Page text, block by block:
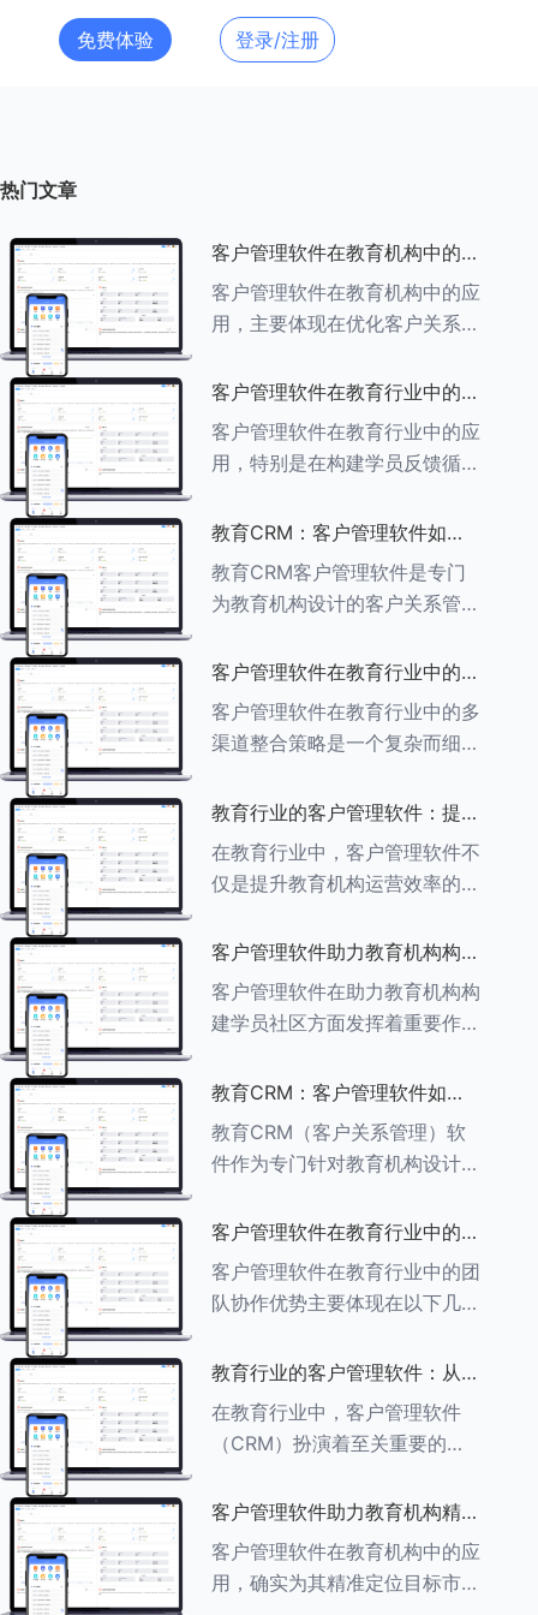
免费体验 登录/注册
热门文章
客户管理软件在教育机构中的应
用探索
客户管理软件在教育机构中的应
用，主要体现在优化客户关系管
作效率及促进业务增长等多个方
面。以下是对客户管理软件在教
育机构中应用的具体探索：
###一、
客户管理软件在教育行业中的学
员反馈循环机制
客户管理软件在教育行业中的应
用，特别是在构建学员反馈循环
用。以下是对客户管理软件在教
育行业中学员反馈循环机制的详
细分析： ###一、学员反馈循
环机制
教育CRM：客户管理软件如何
助力教育机构实现可持续发展
教育CRM客户管理软件是专门
为教育机构设计的客户关系管理
家长、教师及其他相关方的互
动，对教育机构实现可持续发展
具有重要意义。以下是教育
CRM如何助力教育
客户管理软件在教育行业中的多
渠道整合策略
客户管理软件在教育行业中的多
渠道整合策略是一个复杂而细致
多种渠道，提升教育机构的市场
竞争力、客户满意度和运营效
率。以下是对这一策略的具体分
析： ###
教育行业的客户管理软件：提升
家长参与度的关键
在教育行业中，客户管理软件不
仅是提升教育机构运营效率的重
促进家校合作的关键。以下将详
细探讨如何通过教育行业的客户
管理软件来提升家长的参与度。
###
客户管理软件助力教育机构构建
学员社区
客户管理软件在助力教育机构构
建学员社区方面发挥着重要作
述其助力作用： ###一、学员
信息管理 客户管理软件具备强
大的学员信息管理功能，能够集
中存储
教育CRM：客户管理软件如何
增强教育品牌影响力
教育CRM（客户关系管理）软
件作为专门针对教育机构设计的
影响力方面发挥着重要作用。以
下详细分析教育CRM软件如何
助力提升教育品牌影响力：
###一、
客户管理软件在教育行业中的团
队协作优势
客户管理软件在教育行业中的团
队协作优势主要体现在以下几个
与共享 客户管理软件作为强大
的信息存储库，能够整合并记录
学生的基本信息（如姓名、年
龄、联
教育行业的客户管理软件：从招
生到毕业的全方位管理
在教育行业中，客户管理软件
（CRM）扮演着至关重要的角
全方位管理，提升教育机构的管
理效率和学员满意度。以下是一
些适合教育行业的CRM软件及
其功能特点：
客户管理软件助力教育机构精准
定位目标市场
客户管理软件在教育机构中的应
用，确实为其精准定位目标市场